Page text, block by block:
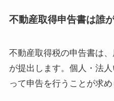
不動産取得申告書は誰
不動産取得税の申告書は
が提出します。個人・法
って申告を行うことが求め